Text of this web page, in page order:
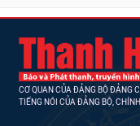
CƠ QUAN CỦA ĐẢNG BỘ ĐẢNG
TIẾNG NÓI CỦA ĐẢNG BỘ,